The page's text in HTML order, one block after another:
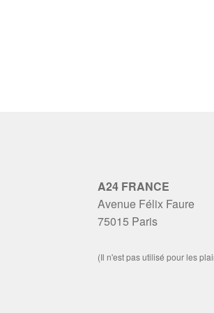
A24 FRANCE
Avenue Félix Faure
75015 Paris
(Il n'est pas utilisé pour les